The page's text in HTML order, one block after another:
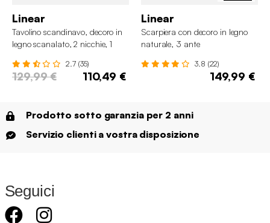
Linear
Tavolino scandinavo, decoro in
legno scanalato, 2 nicchie, 1
2.7 (35)
129,99 € 110,49 €
Linear
Scarpiera con decoro in legno
naturale, 3 ante
3.8 (22)
149,99 €
Prodotto sotto garanzia per 2 anni
Servizio clienti a vostra disposizione
Seguici